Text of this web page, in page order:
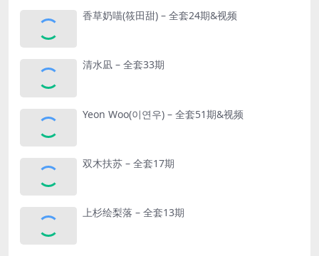
香草奶喵(筱田甜) – 全套24期&视频
清水凪 – 全套33期
Yeon Woo(이연우) – 全套51期&视频
双木扶苏 – 全套17期
上杉绘梨落 – 全套13期